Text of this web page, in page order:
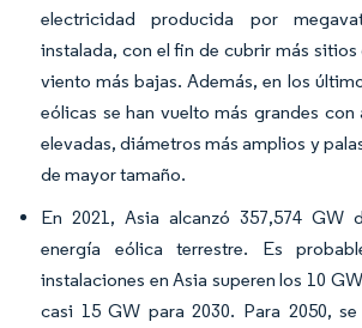
electricidad producida por
instalada, con el fin de cubrir más
viento más bajas. Además, en los
eólicas se han vuelto más grandes con
elevadas, diámetros más amplios y
de mayor tamaño.
En 2021, Asia alcanzó 357,574 GW
energía eólica terrestre. Es
instalaciones en Asia superen los 10
casi 15 GW para 2030. Para 2050,